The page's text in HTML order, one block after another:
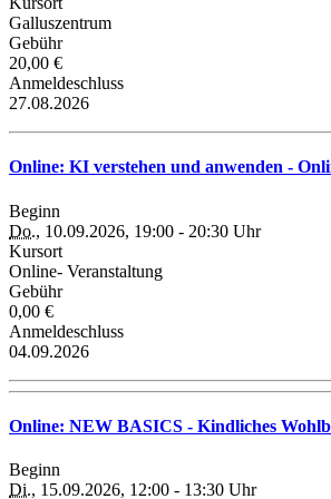
Galluszentrum
Gebühr
20,00 €
Anmeldeschluss
27.08.2026
Online: KI verstehen und anwenden -
Beginn
Do., 10.09.2026, 19:00 - 20:30 Uhr
Kursort
Online- Veranstaltung
Gebühr
0,00 €
Anmeldeschluss
04.09.2026
Online: NEW BASICS - Kindliches
Beginn
Di., 15.09.2026, 12:00 - 13:30 Uhr